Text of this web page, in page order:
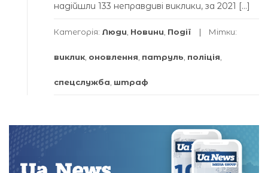
надійшли 133 неправдиві виклики, за 2021 […]
Категорія: Люди, Новини, Події Мітки:
виклик, оновлення, патруль, поліція,
спецслужба, штраф